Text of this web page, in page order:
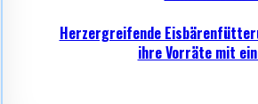
Herzergreifende
ihre Vorräte mit